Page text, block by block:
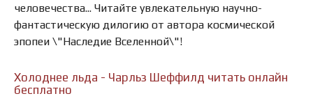
человечества... Читайте увлекательную научно-
фантастическую дилогию от автора космической
эпопеи \"Наследие Вселенной\"!
Холоднее льда - Чарльз Шеффилд читать онлайн
бесплатно